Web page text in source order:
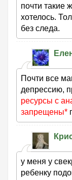
почти такие
хотелось.
без следа.
Почти все
депрессию,
ресурсы с
запрещены*
у меня у
ребенку